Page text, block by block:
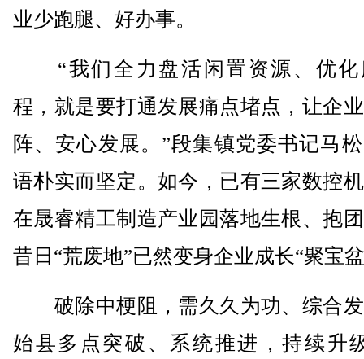
业少跑腿、好办事。
“我们全力盘活闲置资源、优化
程，就是要打通发展痛点堵点，让企
阵、安心发展。”段集镇党委书记马
语朴实而坚定。如今，已有三家数控
在晟睿精工制造产业园落地生根、抱
昔日“荒废地”已然变身企业成长“聚宝
破除中梗阻，需久久为功、综合
始县多点突破、系统推进，持续升